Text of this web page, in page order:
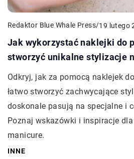
Redaktor Blue Whale Press/19 lutego
Jak wykorzystać naklejki do
stworzyć unikalne stylizacje
Odkryj, jak za pomocą naklejek
łatwo stworzyć zachwycające
doskonale pasują na specjalne i
Poznaj wskazówki i inspiracje
manicure.
INNE